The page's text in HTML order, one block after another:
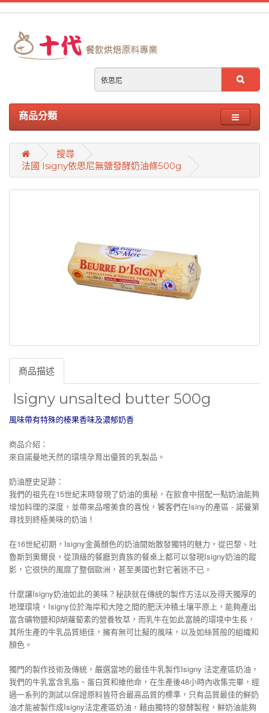
商品分類
搜尋
法國 Isigny依思尼無鹽發酵奶油條500g
商品描述
Isigny unsalted butter 500g
風味帶有特殊的榛果香味及濃郁奶香
商品介紹：
來自諾曼地天然的環境孕育出優質的乳製品。
奶油歷史足跡：
我們的祖先在15世紀末時發現了奶油的奧秘，在飲食中搭配一點奶油能夠
增加料理的深度，並帶來品嚐美食的喜悅，饕客們在Isiny的產區 - 諾曼第
尋找到終極美味的奶油！
在16世紀初期，Isigny金黃顏色的奶油開始散發獨特的魅力，從巴黎、吐
魯斯到奧爾良，從頂級的餐廳到貴族的餐桌上都可以發現Isigny奶油的蹤
影，它很快的風靡了整個歐洲，甚至美國也對它著迷不已。
什麼讓Isigny奶油如此的美味？秘訣就在傳統的製作方法以及得天獨厚的
地理環境，Isigny位於海岸和大陸之間的肥沃沖積土壤平原上，能夠產出
富含礦物鹽和β胡蘿蔔素的營養牧草，而乳牛在如此富饒的環境中生長，
其所生產的牛乳品質絕佳，擁有無可比擬的風味，以及如絲質般的組織和
顏色。
獨門的製作技術及傳統，嚴選當地的最佳牛乳製作Isigny 法定產區奶油，
我們的牛乳富含乳脂、蛋白質和維他命，在生產後48小時內收集完畢，經
過一系列的測試以保證原料皆符合最高品質的標準，只有品質最佳的鮮奶
油才能被製作成Isigny法定產區奶油，藉由獨特的發酵製程，鮮奶油能夠